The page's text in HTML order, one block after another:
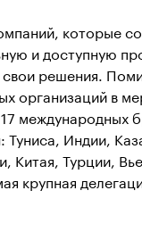
которые
и доступную
свои решения.
организаций в
международных
Туниса, Индии,
Китая, Турции,
крупная